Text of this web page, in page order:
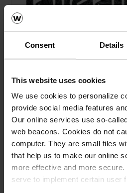
Consent Details
This website uses cookies
We use cookies to personalize
provide social media features
Our online services use so-
web beacons. Cookies do not
computer. They are small files
that help us to make our online
more effective and more
serve to implement certain user
wienerberger är
Arkitekturgalan 2026
Fasadtegel
Återigen är wienerberger
Arkitekturgalan, där de i